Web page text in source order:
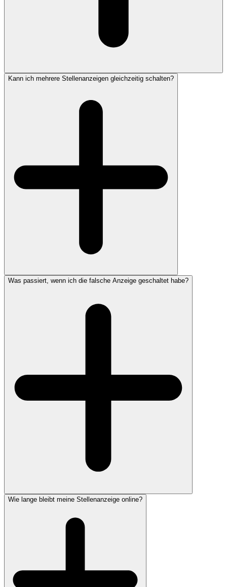
Kann ich mehrere Stellenanzeigen gleichzeitig schalten?
Was passiert, wenn ich die falsche Anzeige geschaltet habe?
Wie lange bleibt meine Stellenanzeige online?